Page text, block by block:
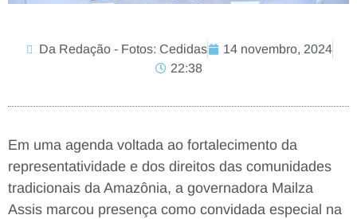
Da Redação - Fotos: Cedidas
14 novembro, 2024
22:38
Em uma agenda voltada ao fortalecimento da
representatividade e dos direitos das comunidades
tradicionais da Amazônia, a governadora Mailza
Assis marcou presença como convidada especial na